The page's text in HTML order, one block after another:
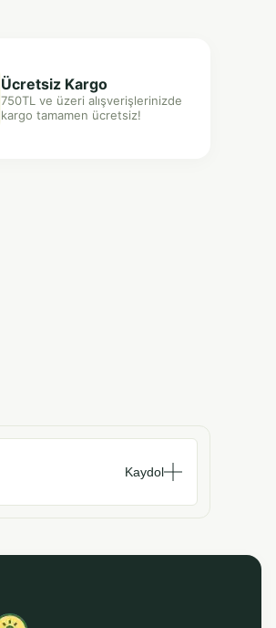
Ücretsiz Kargo
750TL ve üzeri alışverişlerinizde
kargo tamamen ücretsiz!
Kaydol